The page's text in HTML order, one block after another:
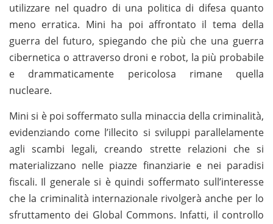
utilizzare nel quadro di una politica di difesa quanto
meno erratica. Mini ha poi affrontato il tema della
guerra del futuro, spiegando che più che una guerra
cibernetica o attraverso droni e robot, la più probabile
e drammaticamente pericolosa rimane quella
nucleare.
Mini si è poi soffermato sulla minaccia della criminalità,
evidenziando come l’illecito si sviluppi parallelamente
agli scambi legali, creando strette relazioni che si
materializzano nelle piazze finanziarie e nei paradisi
fiscali. Il generale si è quindi soffermato sull’interesse
che la criminalità internazionale rivolgerà anche per lo
sfruttamento dei Global Commons. Infatti, il controllo